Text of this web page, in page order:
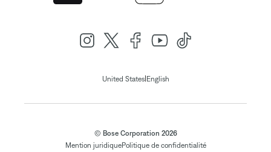
United States| English
© Bose Corporation 2026
Mention juridiquePolitique de confidentialité